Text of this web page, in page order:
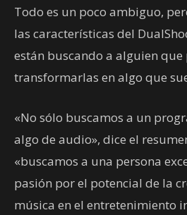
Todo es un poco ambiguo,
las características del
están buscando a alguien
transformarlas en algo que
«No sólo buscamos a un
algo de audio», dice el
«buscamos a una persona
pasión por el potencial de la
música en el entretenimiento